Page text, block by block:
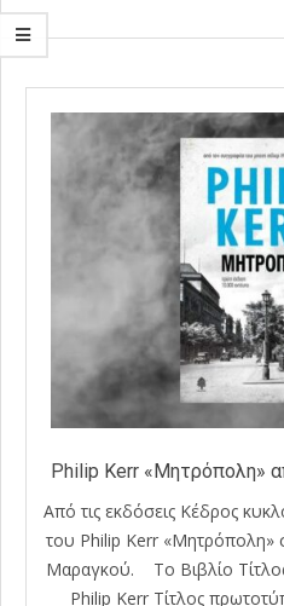
Philip Kerr «Μητρόπολη»
Από τις εκδόσεις Κέδρος
του Philip Kerr «Μητρόπολη»
Μαραγκού. Το Βιβλίο
Philip Kerr Τίτλος